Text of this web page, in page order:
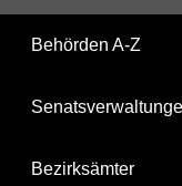
Behörden A-Z
Bezirksämter